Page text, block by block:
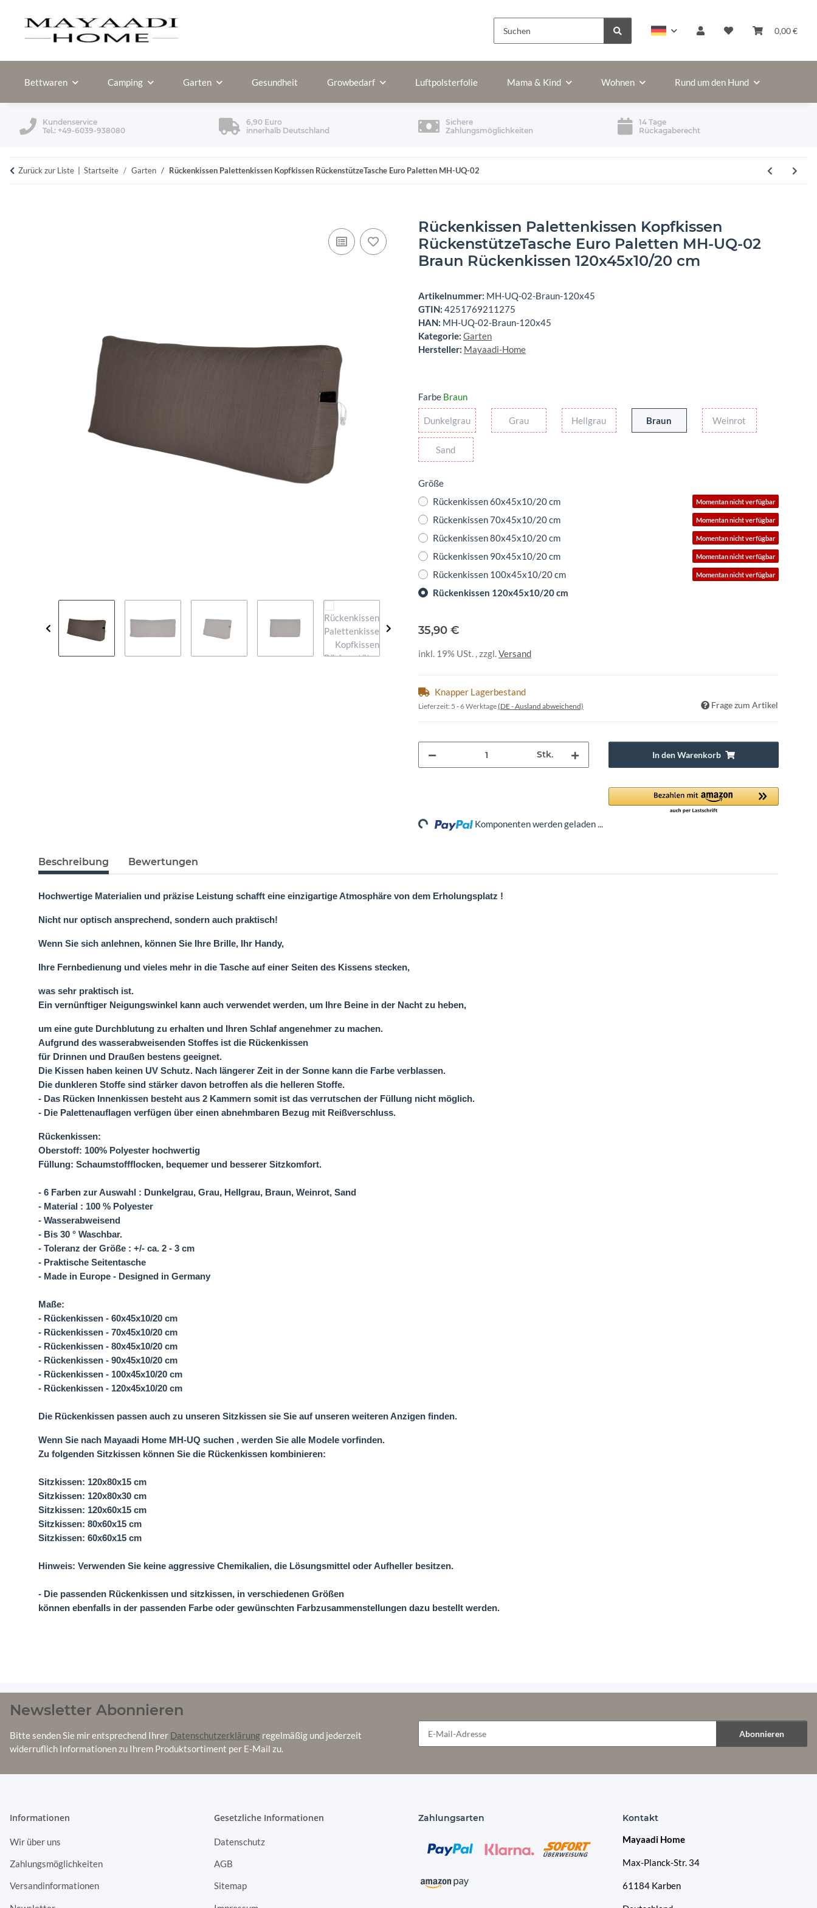
0,00 €
Bettwaren Camping Garten Gesundheit Growbedarf Luftpolsterfolie Mama & Kind Wohnen Rund um den Hund
Kundenservice
Tel.: +49-6039-938080
6,90 Euro
innerhalb Deutschland
Sichere
Zahlungsmöglichkeiten
14 Tage
Rückagaberecht
Zurück zur Liste Startseite Garten Rückenkissen Palettenkissen Kopfkissen RückenstützeTasche Euro Paletten MH-UQ-02
Rückenkissen Palettenkissen Kopfkissen
RückenstützeTasche Euro Paletten MH-UQ-02
Braun Rückenkissen 120x45x10/20 cm
Artikelnummer: MH-UQ-02-Braun-120x45
GTIN: 4251769211275
HAN: MH-UQ-02-Braun-120x45
Kategorie: Garten
Hersteller: Mayaadi-Home
Farbe Braun
DunkelgrauDunkelgrauGrauGrau HellgrauHellgrau Braun Weinrot Weinrot
SandSand
Größe
Rückenkissen 60x45x10/20 cm
Momentan nicht verfügbar
Rückenkissen 70x45x10/20 cm Momentan nicht verfügbar
Rückenkissen 80x45x10/20 cm Momentan nicht verfügbar
Rückenkissen 90x45x10/20 cm Momentan nicht verfügbar
Rückenkissen 100x45x10/20 cm Momentan nicht verfügbar
Rückenkissen 120x45x10/20 cm
35,90 €
inkl. 19% USt. , zzgl.Versand
Knapper Lagerbestand
Lieferzeit: 5 - 6 Werktage(DE - Ausland abweichend) Frage zum Artikel
Stk. In den Warenkorb
Loading... Komponenten werden geladen ...
Beschreibung Bewertungen
Hochwertige Materialien und präzise Leistung schafft eine einzigartige Atmosphäre von dem Erholungsplatz !
Nicht nur optisch ansprechend, sondern auch praktisch!
Wenn Sie sich anlehnen, können Sie Ihre Brille, Ihr Handy,
Ihre Fernbedienung und vieles mehr in die Tasche auf einer Seiten des Kissens stecken,
was sehr praktisch ist.
Ein vernünftiger Neigungswinkel kann auch verwendet werden, um Ihre Beine in der Nacht zu heben,
um eine gute Durchblutung zu erhalten und Ihren Schlaf angenehmer zu machen.
Aufgrund des wasserabweisenden Stoffes ist die Rückenkissen
für Drinnen und Draußen bestens geeignet.
Die Kissen haben keinen UV Schutz. Nach längerer Zeit in der Sonne kann die Farbe verblassen.
Die dunkleren Stoffe sind stärker davon betroffen als die helleren Stoffe.
- Das Rücken Innenkissen besteht aus 2 Kammern somit ist das verrutschen der Füllung nicht möglich.
- Die Palettenauflagen verfügen über einen abnehmbaren Bezug mit Reißverschluss.
Rückenkissen:
Oberstoff: 100% Polyester hochwertig
Füllung: Schaumstoffflocken, bequemer und besserer Sitzkomfort.
- 6 Farben zur Auswahl : Dunkelgrau, Grau, Hellgrau, Braun, Weinrot, Sand
- Material : 100 % Polyester
- Wasserabweisend
- Bis 30 ° Waschbar.
- Toleranz der Größe : +/- ca. 2 - 3 cm
- Praktische Seitentasche
- Made in Europe - Designed in Germany
Maße:
- Rückenkissen - 60x45x10/20 cm
- Rückenkissen - 70x45x10/20 cm
- Rückenkissen - 80x45x10/20 cm
- Rückenkissen - 90x45x10/20 cm
- Rückenkissen - 100x45x10/20 cm
- Rückenkissen - 120x45x10/20 cm
Die Rückenkissen passen auch zu unseren Sitzkissen sie Sie auf unseren weiteren Anzigen finden.
Wenn Sie nach Mayaadi Home MH-UQ suchen , werden Sie alle Modele vorfinden.
Zu folgenden Sitzkissen können Sie die Rückenkissen kombinieren:
Sitzkissen: 120x80x15 cm
Sitzkissen: 120x80x30 cm
Sitzkissen: 120x60x15 cm
Sitzkissen: 80x60x15 cm
Sitzkissen: 60x60x15 cm
Hinweis: Verwenden Sie keine aggressive Chemikalien, die Lösungsmittel oder Aufheller besitzen.
- Die passenden Rückenkissen und sitzkissen, in verschiedenen Größen
können ebenfalls in der passenden Farbe oder gewünschten Farbzusammenstellungen dazu bestellt werden.
Newsletter Abonnieren
Bitte senden Sie mir entsprechend Ihrer Datenschutzerklärung regelmäßig und jederzeit
widerruflich Informationen zu Ihrem Produktsortiment per E-Mail zu.
Abonnieren
Informationen
Wir über uns
Zahlungsmöglichkeiten
Versandinformationen
Gesetzliche Informationen
Datenschutz
AGB
Sitemap
Zahlungsarten
Kontakt
Mayaadi Home
Max-Planck-Str. 34
61184 Karben